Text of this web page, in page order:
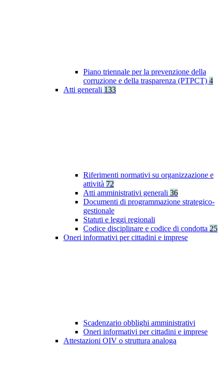
Piano triennale per la prevenzione della
corruzione e della trasparenza (PTPCT) 4
Atti generali 133
Riferimenti normativi su organizzazione e
attività 72
Atti amministrativi generali 36
Documenti di programmazione strategico-
gestionale
Statuti e leggi regionali
Codice disciplinare e codice di condotta 25
Oneri informativi per cittadini e imprese
Scadenzario obblighi amministrativi
Oneri informativi per cittadini e imprese
Attestazioni OIV o struttura analoga